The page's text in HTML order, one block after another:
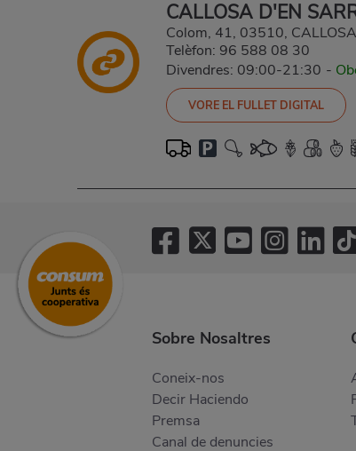
CALLOSA D'EN
Colom, 41, 03510,
Telèfon: 96 588 08 30
Divendres: 09:00-21:30 -
VORE EL FULLET DIGITAL
Sobre Nosaltres
Coneix-nos
Decir Haciendo
Premsa
Canal de denuncies